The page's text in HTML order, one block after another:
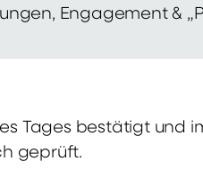
Engagement &
Tages bestätigt und
geprüft.